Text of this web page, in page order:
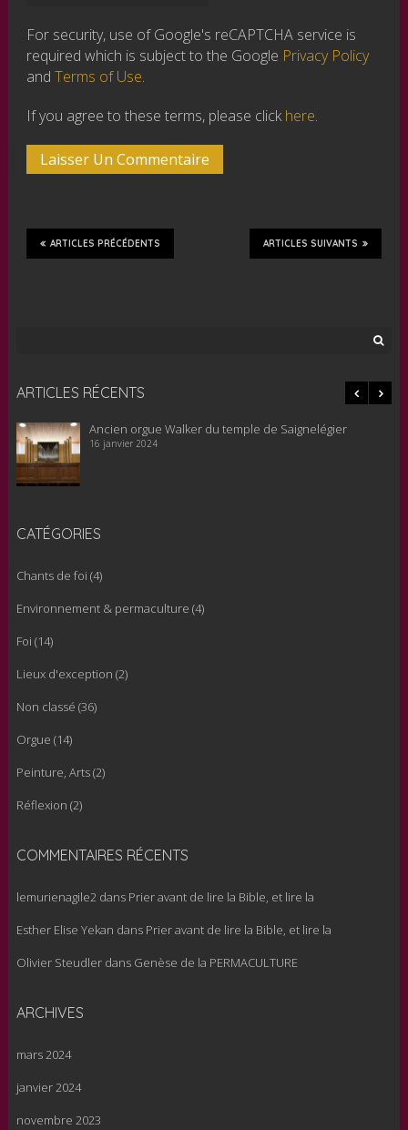
For security, use of Google's reCAPTCHA service is
required which is subject to the Google Privacy Policy
andTerms of Use.
If you agree to these terms, please clickhere.
ARTICLES SUIVANTS
ARTICLES PRÉCÉDENTS
ARTICLES RÉCENTS
Le nouvel orgue pour le temple de Saignelégier est en
cours de remontage, 20 novembre 2023
CATÉGORIES
Chants de foi (4)
Environnement & permaculture (4)
Foi (14)
Lieux d'exception (2)
Non classé (36)
Orgue (14)
Peinture, Arts(2)
Réflexion (2)
COMMENTAIRES RÉCENTS
lemurienagile2dans Prier avant de lire la Bible, et lire la
Esther Elise Yekan dans Prier avant de lire la Bible, et lire la
Olivier Steudlerdans Genèse de la PERMACULTURE
ARCHIVES
mars 2024
janvier 2024
novembre 2023